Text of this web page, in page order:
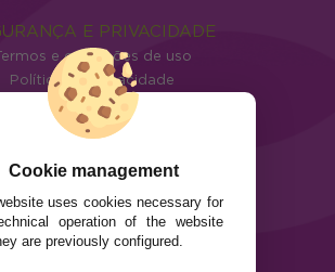
E PRIVACIDADE
e condições de uso
Política de privacidade
Política de cookies
Cookie management
uses cookies necessary for
operation of the website
are previously configured.